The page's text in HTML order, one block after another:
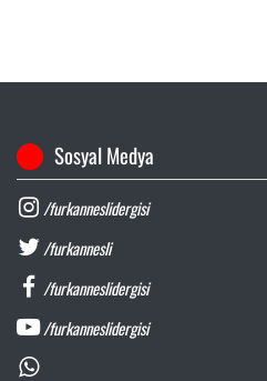
Sosyal Medya
/furkanneslidergisi
/furkannesli
/furkanneslidergisi
/furkanneslidergisi